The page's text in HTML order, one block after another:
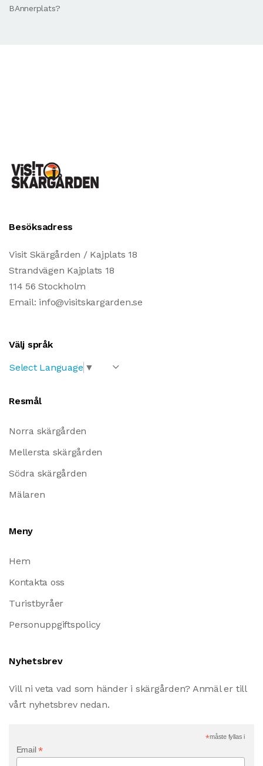
BAnnerplats?
Besöksadress
Visit Skärgården / Kajplats 18
Strandvägen Kajplats 18
114 56 Stockholm
Email: info@visitskargarden.se
Välj språk
Select Language ▼
Resmål
Norra skärgården
Mellersta skärgården
Södra skärgården
Mälaren
Meny
Hem
Kontakta oss
Turistbyråer
Personuppgiftspolicy
Nyhetsbrev
Vill ni veta vad som händer i skärgården? Anmäl er till
vårt nyhetsbrev nedan.
*måste fyllas i
Email*